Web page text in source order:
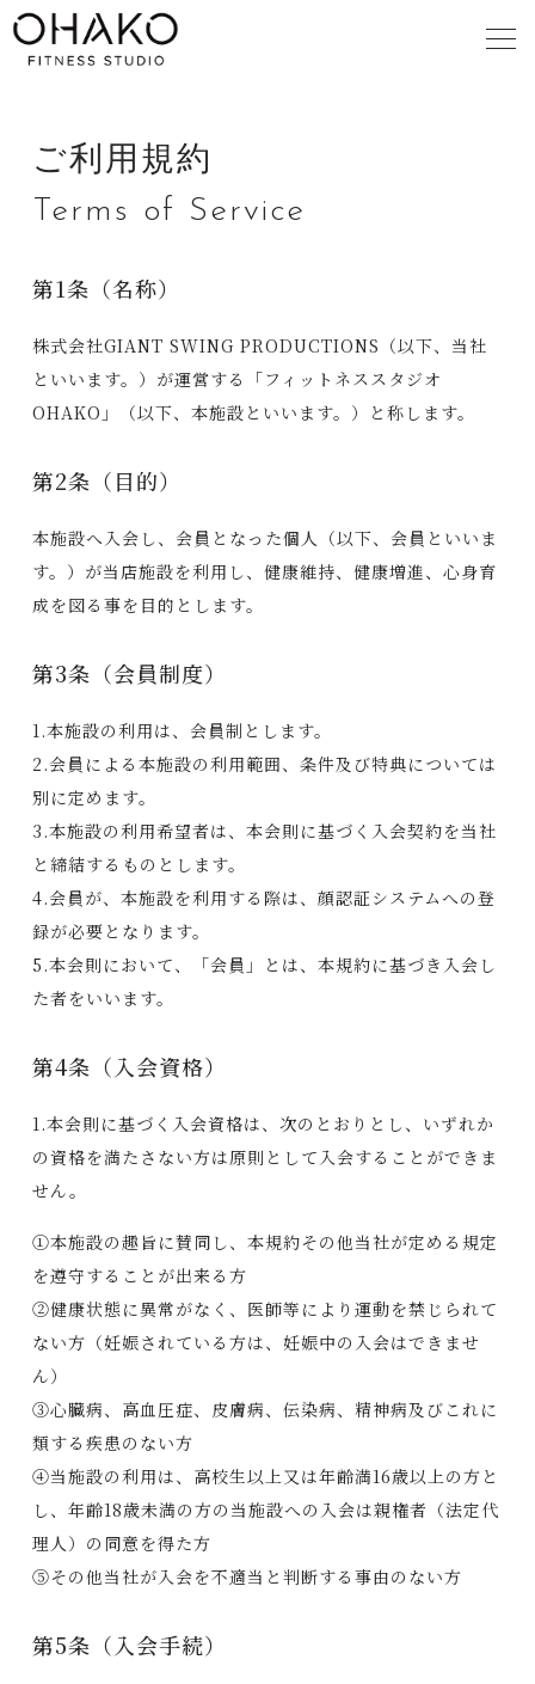
ご利用規約
Terms of Service
第1条（名称）
株式会社GIANT SWING PRODUCTIONS（以下、当社
といいます。）が運営する「フィットネススタジオ
OHAKO」（以下、本施設といいます。）と称します。
第2条（目的）
本施設へ入会し、会員となった個人（以下、会員といいま
す。）が当店施設を利用し、健康維持、健康増進、心身育
成を図る事を目的とします。
第3条（会員制度）
1.本施設の利用は、会員制とします。
2.会員による本施設の利用範囲、条件及び特典については
別に定めます。
3.本施設の利用希望者は、本会則に基づく入会契約を当社
と締結するものとします。
4.会員が、本施設を利用する際は、顔認証システムへの登
録が必要となります。
5.本会則において、「会員」とは、本規約に基づき入会し
た者をいいます。
第4条（入会資格）
1.本会則に基づく入会資格は、次のとおりとし、いずれか
の資格を満たさない方は原則として入会することができま
せん。
①本施設の趣旨に賛同し、本規約その他当社が定める規定
を遵守することが出来る方
②健康状態に異常がなく、医師等により運動を禁じられて
ない方（妊娠されている方は、妊娠中の入会はできませ
ん）
③心臓病、高血圧症、皮膚病、伝染病、精神病及びこれに
類する疾患のない方
④当施設の利用は、高校生以上又は年齢満16歳以上の方と
し、年齢18歳未満の方の当施設への入会は親権者（法定代
理人）の同意を得た方
⑤その他当社が入会を不適当と判断する事由のない方
第5条（入会手続）
Home
ホーム
Column Studios
料金 ご利用の流れ
Faq